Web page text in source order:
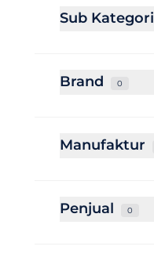
Sub Kategori
Brand 0
Manufaktur
Penjual 0